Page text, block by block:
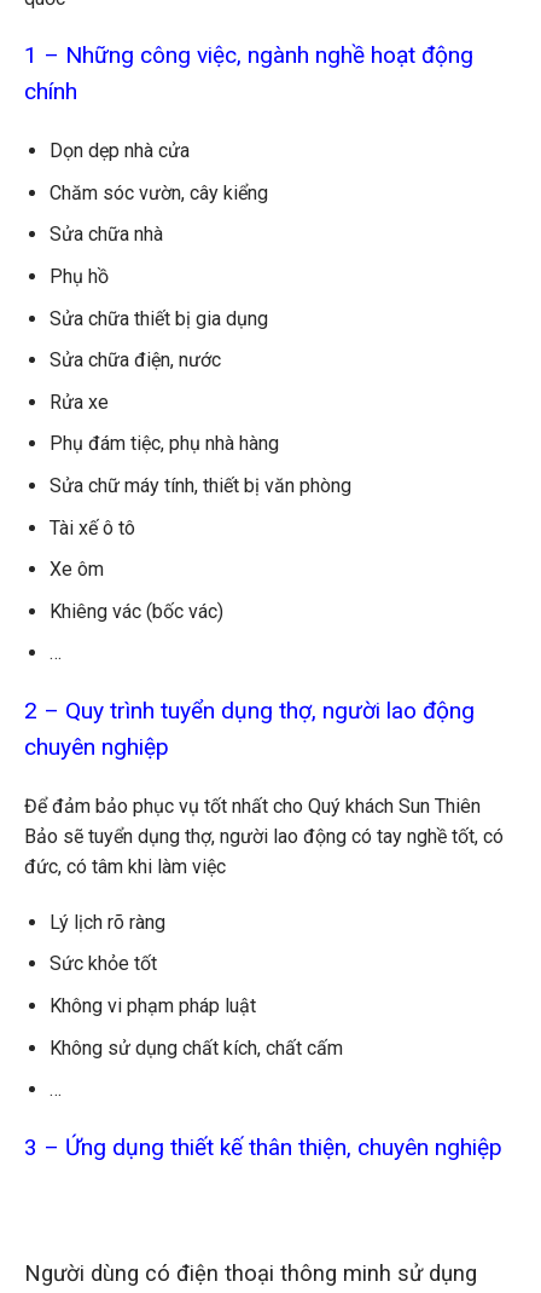
1 – Những công việc, ngành nghề hoạt động
chính
Dọn dẹp nhà cửa
Chăm sóc vườn, cây kiểng
Sửa chữa nhà
Phụ hồ
Sửa chữa thiết bị gia dụng
Sửa chữa điện, nước
Rửa xe
Phụ đám tiệc, phụ nhà hàng
Sửa chữ máy tính, thiết bị văn phòng
Tài xế ô tô
Xe ôm
Khiêng vác (bốc vác)
…
2 – Quy trình tuyển dụng thợ, người lao động
chuyên nghiệp
Để đảm bảo phục vụ tốt nhất cho Quý khách Sun Thiên
Bảo sẽ tuyển dụng thợ, người lao động có tay nghề tốt, có
đức, có tâm khi làm việc
Lý lịch rõ ràng
Sức khỏe tốt
Không vi phạm pháp luật
Không sử dụng chất kích, chất cấm
…
3 – Ứng dụng thiết kế thân thiện, chuyên nghiệp
Người dùng có điện thoại thông minh sử dụng